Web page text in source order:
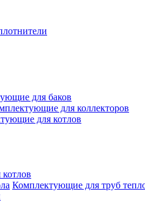
для баков
для коллекторов
для котлов
Комплектующие для труб